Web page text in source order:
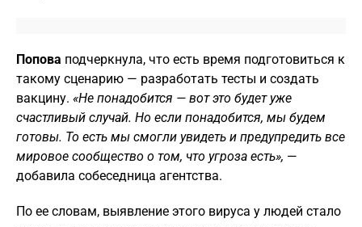
Попова подчеркнула, что есть время подготовиться к
такому сценарию — разработать тесты и создать
вакцину. «Не понадобится — вот это будет уже
счастливый случай. Но если понадобится, мы будем
готовы. То есть мы смогли увидеть и предупредить все
мировое сообщество о том, что угроза есть», —
добавила собеседница агентства.
По ее словам, выявление этого вируса у людей стало